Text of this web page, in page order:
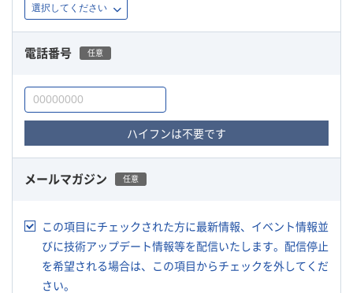
電話番号 任意
ハイフンは不要です
メールマガジン 任意
この項目にチェックされた方に最新情報、イベント情報並
びに技術アップデート情報等を配信いたします。配信停止
を希望される場合は、この項目からチェックを外してくだ
さい。